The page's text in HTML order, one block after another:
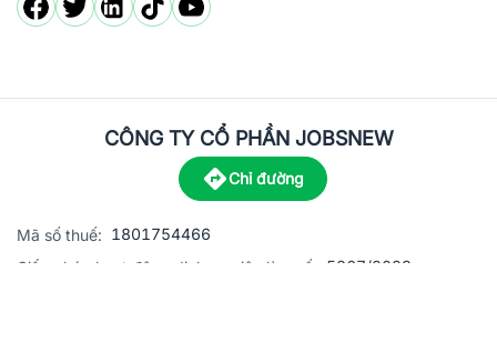
CÔNG TY CỔ PHẦN JOBSNEW
Chỉ đường
Mã số thuế: 1801754466
Giấy phép hoạt động dịch vụ việc làm số:
5867/2023